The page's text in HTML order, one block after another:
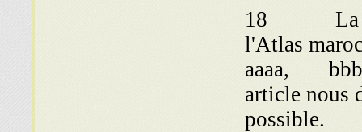
18 La
l'Atlas
aaaa,
article nous
possible.